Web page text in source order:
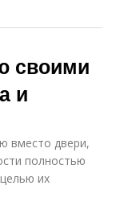
своими
и
вместо двери,
полностью
их